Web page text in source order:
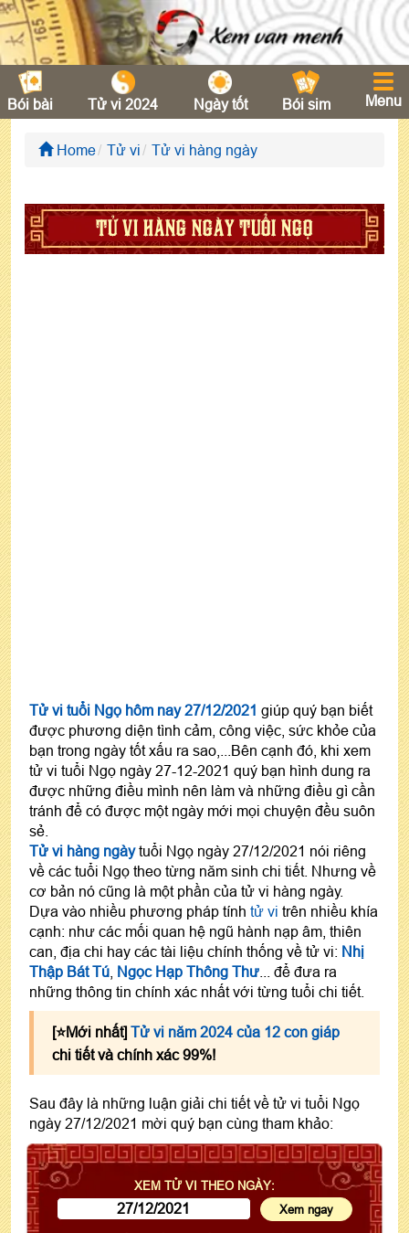
Bói bài Tử vi 2024 Ngày tốt Bói sim Menu
Home Tử vi Tử vi hàng ngày
TỬ VI HÀNG NGÀY TUỔI NGỌ
Tử vi tuổi Ngọ hôm nay 27/12/2021 giúp quý bạn biết
được phương diện tình cảm, công việc, sức khỏe của
bạn trong ngày tốt xấu ra sao,...Bên cạnh đó, khi xem
tử vi tuổi Ngọ ngày 27-12-2021 quý bạn hình dung ra
được những điều mình nên làm và những điều gì cần
tránh để có được một ngày mới mọi chuyện đều suôn
sẻ.
Tử vi hàng ngàytuổi Ngọ ngày 27/12/2021 nói riêng
về các tuổi Ngọ theo từng năm sinh chi tiết. Nhưng về
cơ bản nó cũng là một phần của tử vi hàng ngày.
Dựa vào nhiều phương pháp tính tử vi trên nhiều khía
cạnh: như các mối quan hệ ngũ hành nạp âm, thiên
can, địa chi hay các tài liệu chính thống về tử vi: Nhị
Thập Bát Tú Ngọc Hạp Thông Thư ... để đưa ra
những thông tin chính xác nhất với từng tuổi chi tiết.
[⭐️Mới nhất] Tử vi năm 2024 của 12 con giáp
chi tiết và chính xác 99%!
Sau đây là những luận giải chi tiết về tử vi tuổi Ngọ
ngày 27/12/2021 mời quý bạn cùng tham khảo:
XEM TỬ VI THEO NGÀY: